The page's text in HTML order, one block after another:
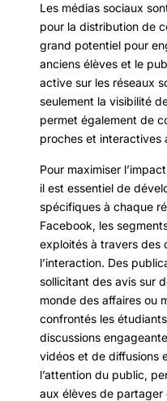
Les médias sociaux
pour la distribution de
grand potentiel pour
anciens élèves et le
active sur les réseaux
seulement la visibilité
permet également de
proches et interactives
Pour maximiser
il est essentiel de
spécifiques à chaque
Facebook, les
exploités à travers des
l’interaction. Des
sollicitant des avis sur
monde des affaires ou
confrontés les
discussions
vidéos et de diffusions
l’attention du public,
aux élèves de partager